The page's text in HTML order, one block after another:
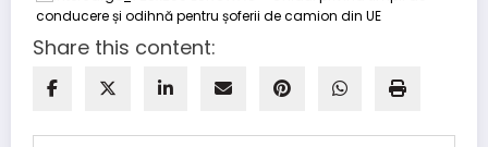
Share this content: